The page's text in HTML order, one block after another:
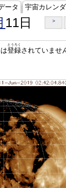
ータ 宇宙カレン
11日 >
登録
とうろく
されていませ